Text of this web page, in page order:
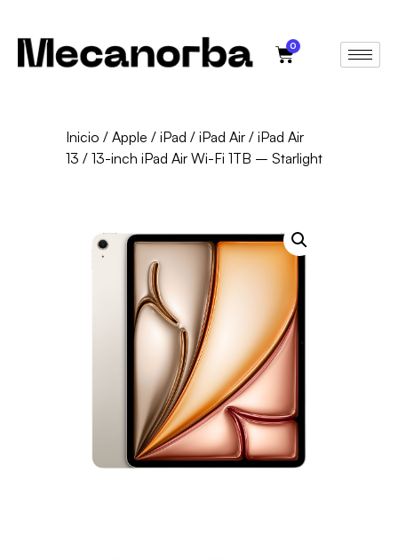
0
Inicio /Apple /iPad /iPad Air /iPad Air
13 / 13-inch iPad Air Wi-Fi 1TB – Starlight